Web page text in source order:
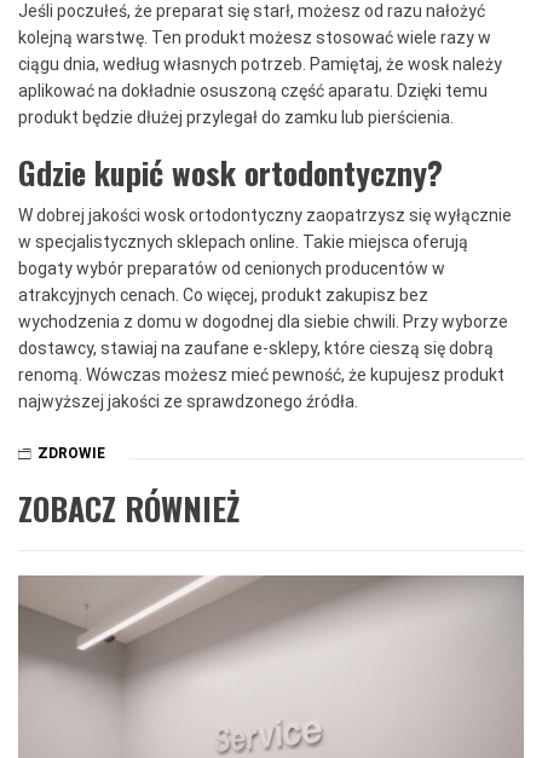
Jeśli poczułeś, że preparat się starł, możesz od razu nałożyć
kolejną warstwę. Ten produkt możesz stosować wiele razy w
ciągu dnia, według własnych potrzeb. Pamiętaj, że wosk należy
aplikować na dokładnie osuszoną część aparatu. Dzięki temu
produkt będzie dłużej przylegał do zamku lub pierścienia.
Gdzie kupić wosk ortodontyczny?
W dobrej jakości wosk ortodontyczny zaopatrzysz się wyłącznie
w specjalistycznych sklepach online. Takie miejsca oferują
bogaty wybór preparatów od cenionych producentów w
atrakcyjnych cenach. Co więcej, produkt zakupisz bez
wychodzenia z domu w dogodnej dla siebie chwili. Przy wyborze
dostawcy, stawiaj na zaufane e-sklepy, które cieszą się dobrą
renomą. Wówczas możesz mieć pewność, że kupujesz produkt
najwyższej jakości ze sprawdzonego źródła.
ZDROWIE
ZOBACZ RÓWNIEŻ